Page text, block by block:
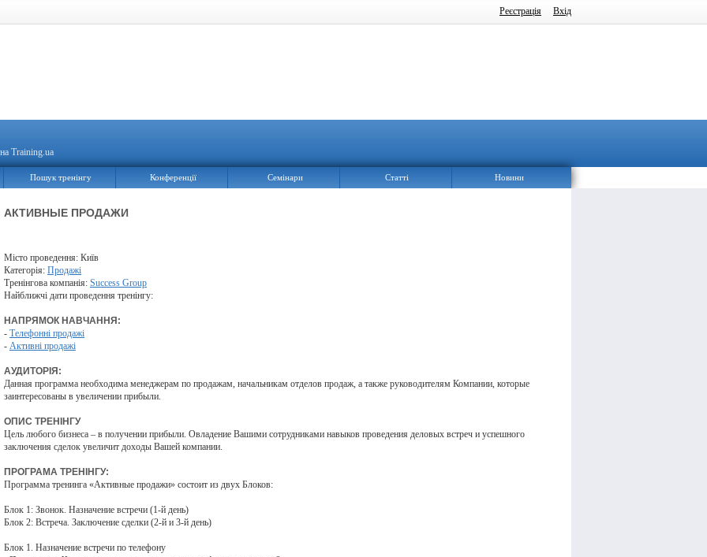
Реєстрація Вхід
на Training.ua
Пошук тренінгу Конференції Семінари Статті Новини
АКТИВНЫЕ ПРОДАЖИ
Місто проведення: Київ
Категорія: Продажі
Тренінгова компанія: Success Group
Найближчі дати проведення тренінгу:
НАПРЯМОК НАВЧАННЯ:
- Телефонні продажі
- Активні продажі
АУДИТОРІЯ:
Данная программа необходима менеджерам по продажам, начальникам отделов продаж, а также руководителям Компании, которые
заинтересованы в увеличении прибыли.
ОПИС ТРЕНІНГУ
Цель любого бизнеса – в получении прибыли. Овладение Вашими сотрудниками навыков проведения деловых встреч и успешного
заключения сделок увеличит доходы Вашей компании.
ПРОГРАМА ТРЕНІНГУ:
Программа тренинга «Активные продажи» состоит из двух Блоков:
Блок 1: Звонок. Назначение встречи (1-й день)
Блок 2: Встреча. Заключение сделки (2-й и 3-й день)
Блок 1. Назначение встречи по телефону